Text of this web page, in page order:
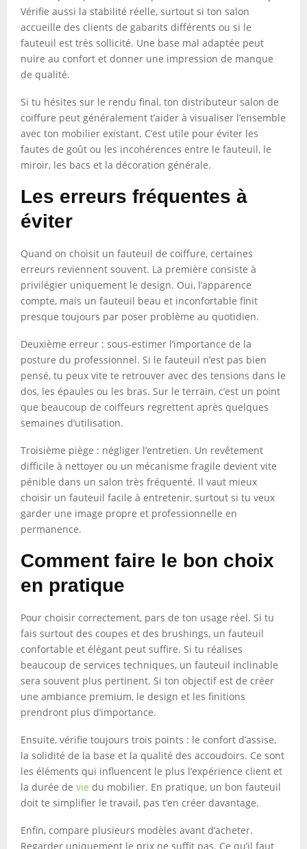
Vérifie aussi la stabilité réelle, surtout si ton salon
accueille des clients de gabarits différents ou si le
fauteuil est très sollicité. Une base mal adaptée peut
nuire au confort et donner une impression de manque
de qualité.
Si tu hésites sur le rendu final, ton distributeur salon de
coiffure peut généralement t’aider à visualiser l’ensemble
avec ton mobilier existant. C’est utile pour éviter les
fautes de goût ou les incohérences entre le fauteuil, le
miroir, les bacs et la décoration générale.
Les erreurs fréquentes à
éviter
Quand on choisit un fauteuil de coiffure, certaines
erreurs reviennent souvent. La première consiste à
privilégier uniquement le design. Oui, l’apparence
compte, mais un fauteuil beau et inconfortable finit
presque toujours par poser problème au quotidien.
Deuxième erreur : sous-estimer l’importance de la
posture du professionnel. Si le fauteuil n’est pas bien
pensé, tu peux vite te retrouver avec des tensions dans le
dos, les épaules ou les bras. Sur le terrain, c’est un point
que beaucoup de coiffeurs regrettent après quelques
semaines d’utilisation.
Troisième piège : négliger l’entretien. Un revêtement
difficile à nettoyer ou un mécanisme fragile devient vite
pénible dans un salon très fréquenté. Il vaut mieux
choisir un fauteuil facile à entretenir, surtout si tu veux
garder une image propre et professionnelle en
permanence.
Comment faire le bon choix
en pratique
Pour choisir correctement, pars de ton usage réel. Si tu
fais surtout des coupes et des brushings, un fauteuil
confortable et élégant peut suffire. Si tu réalises
beaucoup de services techniques, un fauteuil inclinable
sera souvent plus pertinent. Si ton objectif est de créer
une ambiance premium, le design et les finitions
prendront plus d’importance.
Ensuite, vérifie toujours trois points : le confort d’assise,
la solidité de la base et la qualité des accoudoirs. Ce sont
les éléments qui influencent le plus l’expérience client et
la durée de vie du mobilier. En pratique, un bon fauteuil
doit te simplifier le travail, pas t’en créer davantage.
Enfin, compare plusieurs modèles avant d’acheter.
Regarder uniquement le prix ne suffit pas. Ce qu’il faut